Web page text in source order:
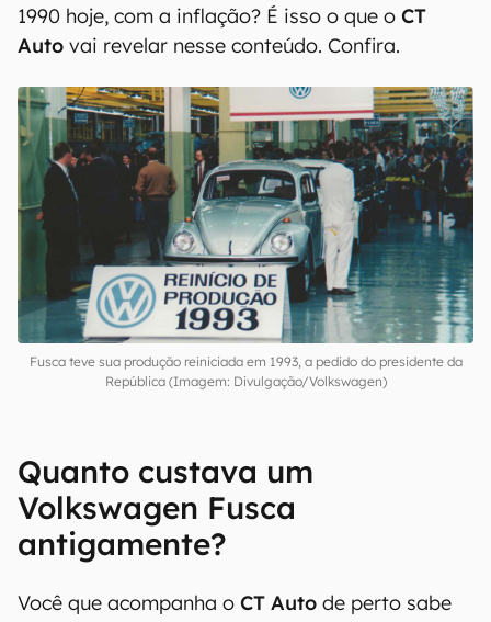
1990 hoje, com a inflação? É isso o que o CT
Auto vai revelar nesse conteúdo. Confira.
Fusca teve sua produção reiniciada em 1993, a pedido do presidente da
República (Imagem: Divulgação/Volkswagen)
Quanto custava um
Volkswagen Fusca
antigamente?
Você que acompanha o CT Auto de perto sabe